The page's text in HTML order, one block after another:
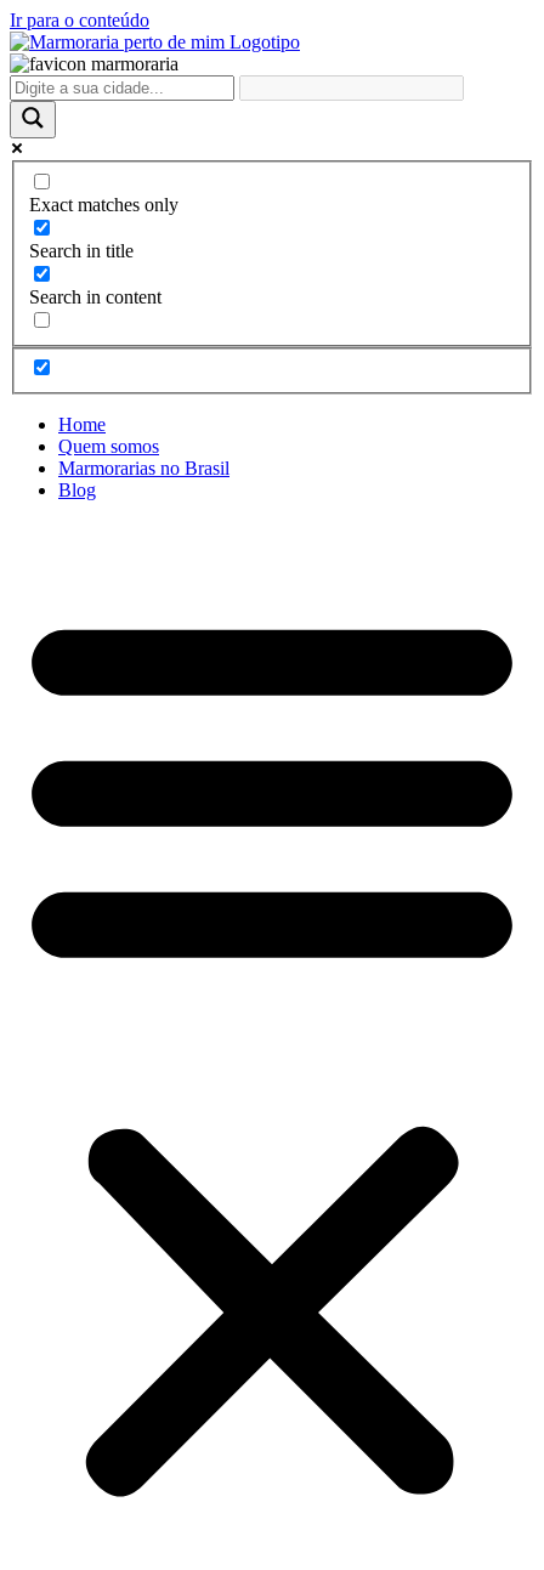
Ir para o conteúdo
Exact matches only
Search in title
Search in content
Home
Quem somos
Marmorarias no Brasil
Blog